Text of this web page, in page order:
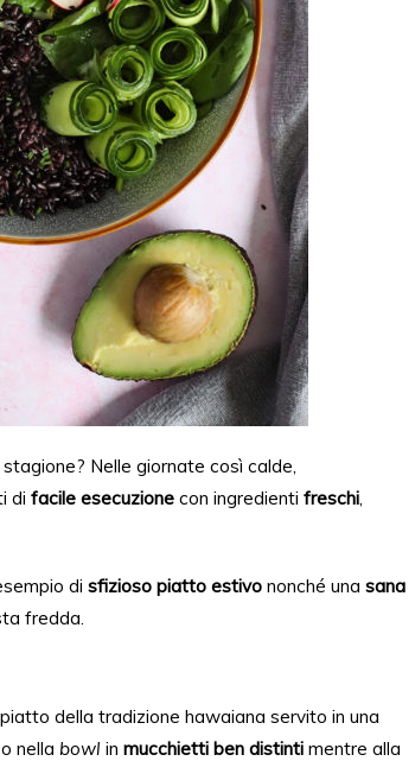
Nelle giornate così calde,
di facile esecuzione con ingredienti freschi,
di sfizioso piatto estivo nonché una sana
fredda.
della tradizione hawaiana servito in una
nella bowl in mucchietti ben distinti mentre alla